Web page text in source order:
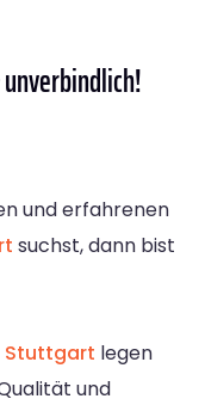
und erfahrenen
suchst, dann bist
Stuttgart legen
und